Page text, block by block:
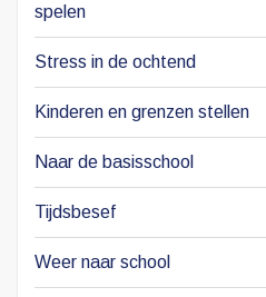
spelen
Stress in de ochtend
Kinderen en grenzen stellen
Naar de basisschool
Tijdsbesef
Weer naar school